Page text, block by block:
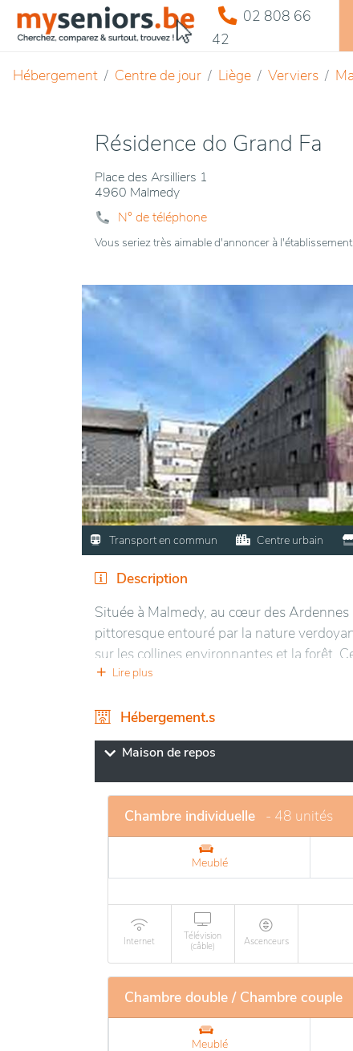
02 808 66
42
Hébergement Centre de jour Liège Verviers
Résidence do Grand Fa
Place des Arsilliers 1
4960 Malmedy
N° de téléphone
Vous seriez très aimable d'annoncer à
Transport en commun Centre urbain
Description
Située à Malmedy, au cœur des
pittoresque entouré par la nature
sur les collines environnantes et la forêt.
parfait pour les séjours prolongés.
Les installations sont modernes et
peuvent profiter d'espaces communs
aires de loisirs. La résidence propose
favorisant le bien-être et la socialisation.
attention continue, contribuant à une
offre un cadre idyllique alliant confort,
Lire plus
Hébergement.s
Maison de repos
Chambre individuelle - 48 unités
Meublé
Internet
Télévision
(câble)
Ascenceurs
Chambre double / Chambre couple
Meublé